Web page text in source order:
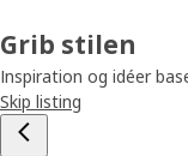
Grib stilen
Inspiration og idéer
Skip listing